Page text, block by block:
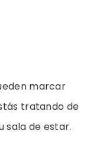
marcar
tratando de
sala de estar.